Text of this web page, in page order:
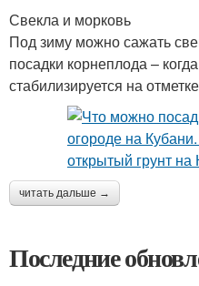
Свекла и морковь
Под зиму можно сажать
посадки корнеплода –
стабилизируется на
читать дальше →
Последние